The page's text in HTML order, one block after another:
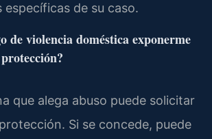
específicas de su caso.
de violencia doméstica exponerme
que alega abuso puede solicitar
Si se concede, puede